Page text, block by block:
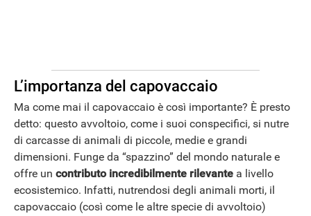
ANDROID
L’importanza del capovaccaio
Ma come mai il capovaccaio è così importante? È presto
detto: questo avvoltoio, come i suoi conspecifici, si nutre
di carcasse di animali di piccole, medie e grandi
dimensioni. Funge da “spazzino” del mondo naturale e
offre un contributo incredibilmente rilevante a livello
ecosistemico. Infatti, nutrendosi degli animali morti, il
capovaccaio (così come le altre specie di avvoltoio)